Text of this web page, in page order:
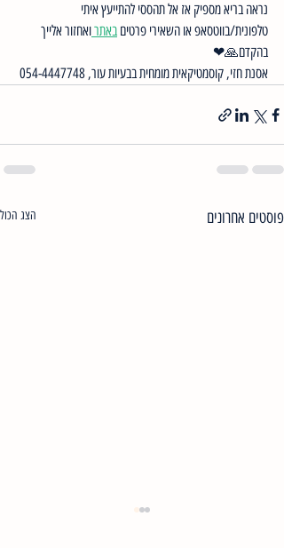
נראה בריא מספיק אז אל תהססי להתייעץ איתי
טלפונית/בווטסאפ או השאירי פרטים באתר ואחזור אלייך
בהקדם🙏❤
אסנת חזי, קוסמטיקאית מומחית בבעיות עור, 054-4447748
פוסטים אחרונים הצג הכול